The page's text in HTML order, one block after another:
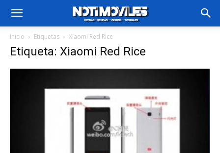
Inicio Etiquetas Xiaomi Red Rice
Etiqueta: Xiaomi Red Rice